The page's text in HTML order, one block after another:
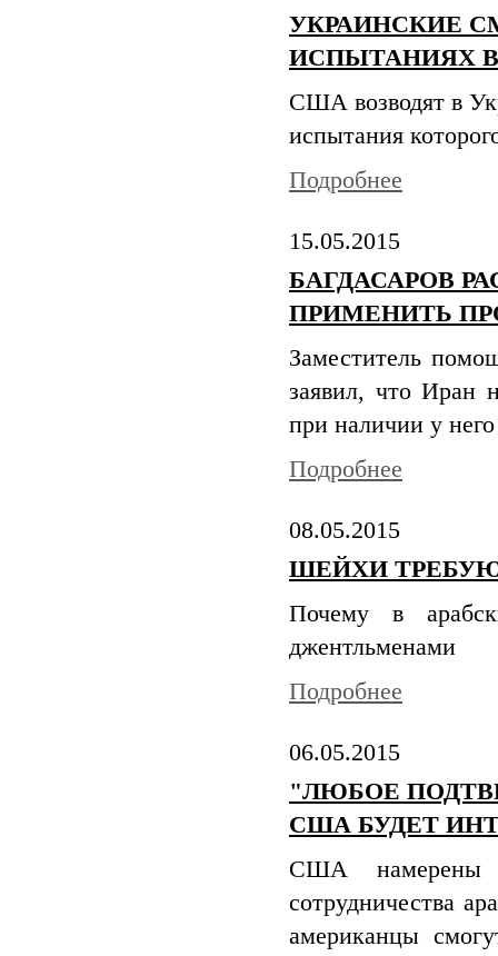
УКРАИНСКИЕ
ИСПЫТАНИЯХ
США возводят в
испытания
Подробнее
15.05.2015
БАГДАСАРОВ
ПРИМЕНИТЬ
Заместитель
заявил, что Иран
при наличии у
Подробнее
08.05.2015
ШЕЙХИ
Почему в
джентльменами
Подробнее
06.05.2015
"ЛЮБОЕ
США БУДЕТ
США намерены
сотрудничества
американцы